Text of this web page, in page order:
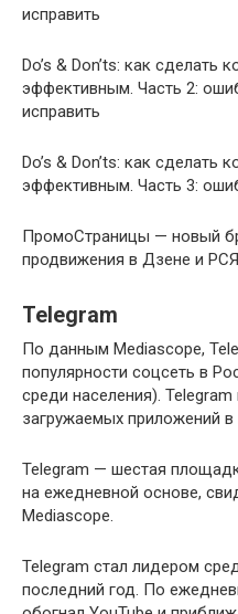
исправить
Do’s & Don’ts: как сделать
эффективным. Часть 2:
исправить
Do’s & Don’ts: как сделать
эффективным. Часть 3:
ПромоСтраницы — новый
продвижения в Дзене и
Telegram
По данным Мediascope,
популярности соцсеть в
среди населения).
загружаемых приложений
Telegram — шестая
на ежедневной основе,
Mediascope.
Telegram стал лидером
последний год. По